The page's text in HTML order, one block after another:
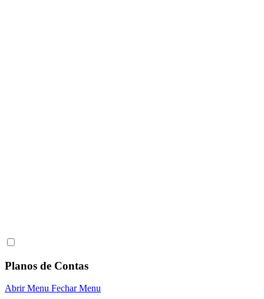
Planos de Contas
Abrir Menu Fechar Menu